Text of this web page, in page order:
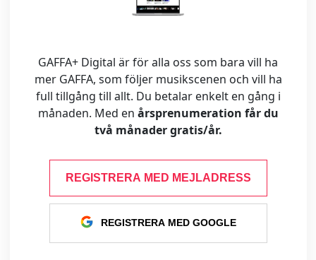
GAFFA+ Digital är för alla oss som bara vill ha
mer GAFFA, som följer musikscenen och vill ha
full tillgång till allt. Du betalar enkelt en gång i
månaden. Med en årsprenumeration får du
två månader gratis/år.
REGISTRERA MED MEJLADRESS
REGISTRERA MED GOOGLE